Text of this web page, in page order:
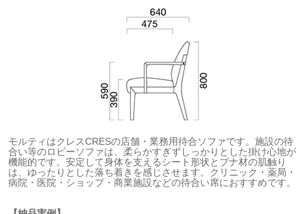
モルティはクレスCRESの店舗・業務用待合ソファです。施設の待
合い等のロビーソファは、柔らかすぎずしっかりとした掛け心地が
機能的です。安定して身体を支えるシート形状とブナ材の肌触り
は、ゆったりとした落ち着きを感じさせます。クリニック・薬局・
病院・医院・ショップ・商業施設などの待合い席におすすめです。